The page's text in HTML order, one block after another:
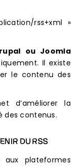
rss+xml »
ou Joomla
Il existe
le contenu des
d’améliorer la
des contenus.
DU RSS
plateformes